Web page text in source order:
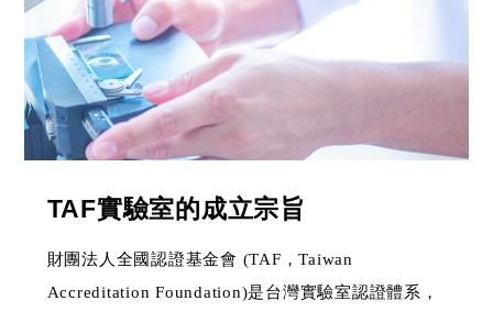
TAF實驗室的成立宗旨
財團法人全國認證基金會 (TAF，Taiwan
Accreditation Foundation)是台灣實驗室認證體系，